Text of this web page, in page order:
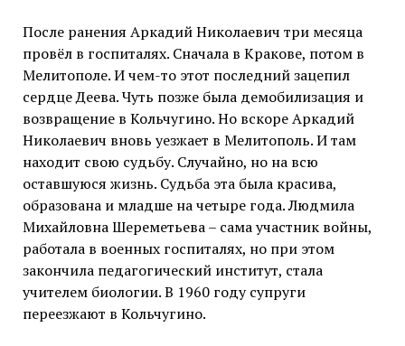
После ранения Аркадий Николаевич три месяца
провёл в госпиталях. Сначала в Кракове, потом в
Мелитополе. И чем-то этот последний зацепил
сердце Деева. Чуть позже была демобилизация и
возвращение в Кольчугино. Но вскоре Аркадий
Николаевич вновь уезжает в Мелитополь. И там
находит свою судьбу. Случайно, но на всю
оставшуюся жизнь. Судьба эта была красива,
образована и младше на четыре года. Людмила
Михайловна Шереметьева – сама участник войны,
работала в военных госпиталях, но при этом
закончила педагогический институт, стала
учителем биологии. В 1960 году супруги
переезжают в Кольчугино.